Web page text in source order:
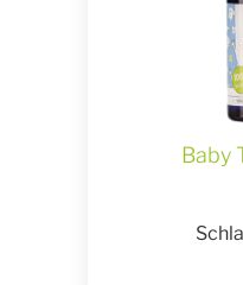
Baby